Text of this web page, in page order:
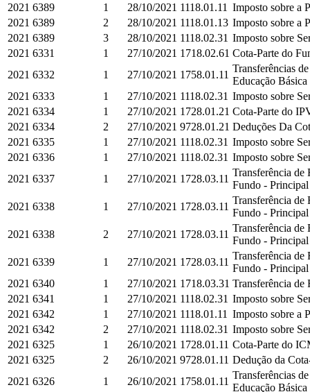
2021 6389 1 28/10/2021 1118.01.11 Imposto sobre a
2021 6389 2 28/10/2021 1118.01.13 Imposto sobre a
2021 6389 3 28/10/2021 1118.02.31 Imposto sobre
2021 6331 1 27/10/2021 1718.02.61 Cota-Parte do
2021 6332 1 27/10/2021 1758.01.11
Transferências
Educação
2021 6333 1 27/10/2021 1118.02.31 Imposto sobre
2021 6334 1 27/10/2021 1728.01.21 Cota-Parte do
2021 6334 2 27/10/2021 9728.01.21 Deduções Da
2021 6335 1 27/10/2021 1118.02.31 Imposto sobre
2021 6336 1 27/10/2021 1118.02.31 Imposto sobre
2021 6337 1 27/10/2021 1728.03.11
Transferência de
Fundo - Principal
2021 6338 1 27/10/2021 1728.03.11
Transferência de
Fundo - Principal
2021 6338 2 27/10/2021 1728.03.11
Transferência de
Fundo - Principal
2021 6339 1 27/10/2021 1728.03.11
Transferência de
Fundo - Principal
2021 6340 1 27/10/2021 1718.03.31 Transferência de
2021 6341 1 27/10/2021 1118.02.31 Imposto sobre
2021 6342 1 27/10/2021 1118.01.11 Imposto sobre a
2021 6342 2 27/10/2021 1118.02.31 Imposto sobre
2021 6325 1 26/10/2021 1728.01.11 Cota-Parte do
2021 6325 2 26/10/2021 9728.01.11 Dedução da
2021 6326 1 26/10/2021 1758.01.11
Transferências
Educação